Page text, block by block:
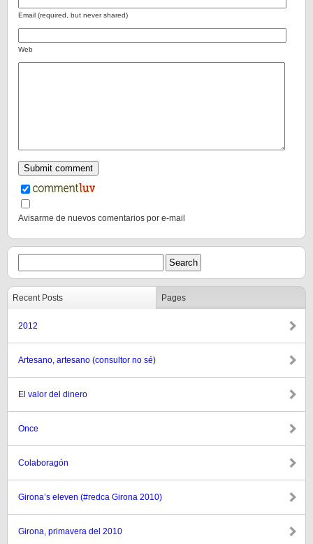
Email (required, but never shared)
Web
Avisarme de nuevos comentarios por e-mail
Recent Posts Pages
2012
Artesano, artesano (consultor no sé)
El valor del dinero
Once
Colaboragón
Girona’s eleven (#redca Girona 2010)
Girona, primavera del 2010